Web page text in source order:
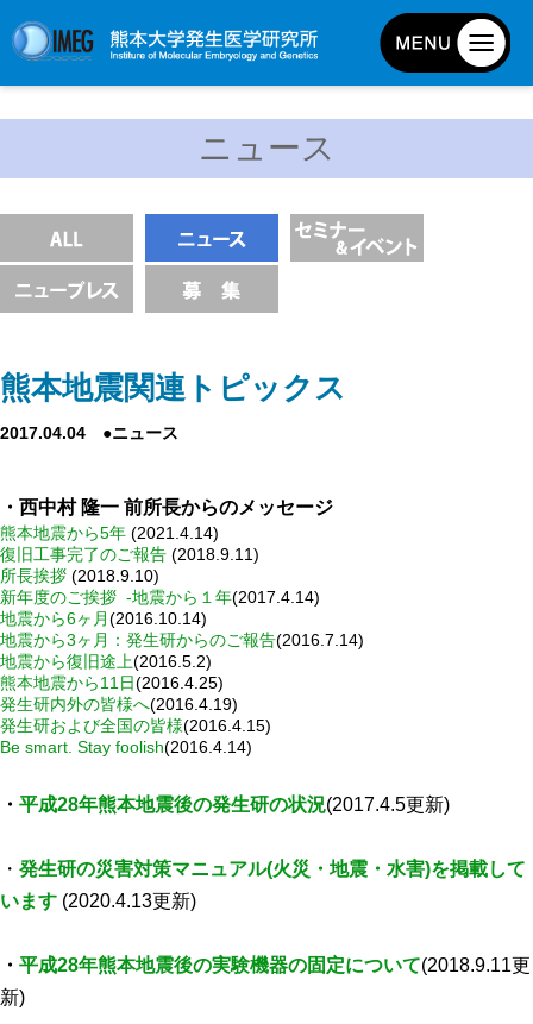
基本目標と基本方針
発生研の歴史
外部評価
パンフレット
男女共同参画事業
年報
関連リンク
研究分野紹介
ゲノム神経学分野
細胞医学分野
損傷修復分野
多能性幹細胞分野
幹細胞誘導分野
ニュース
熊本地震関連トピックス
2017.04.04 ●ニュース
・西中村 隆一 前所長からのメッセージ
熊本地震から5年 (2021.4.14)
復旧工事完了のご報告 (2018.9.11)
所長挨拶 (2018.9.10)
新年度のご挨拶 -地震から１年(2017.4.14)
地震から6ヶ月(2016.10.14)
地震から3ヶ月：発生研からのご報告(2016.7.14)
地震から復旧途上(2016.5.2)
熊本地震から11日(2016.4.25)
発生研内外の皆様へ(2016.4.19)
発生研および全国の皆様(2016.4.15)
Be smart. Stay foolish(2016.4.14)
・ 平成28年熊本地震後の発生研の状況(2017.4.5更新)
・ 発生研の災害対策マニュアル(火災・地震・水害)を掲載して
います (2020.4.13更新)
・ 平成28年熊本地震後の実験機器の固定について(2018.9.11更
新)